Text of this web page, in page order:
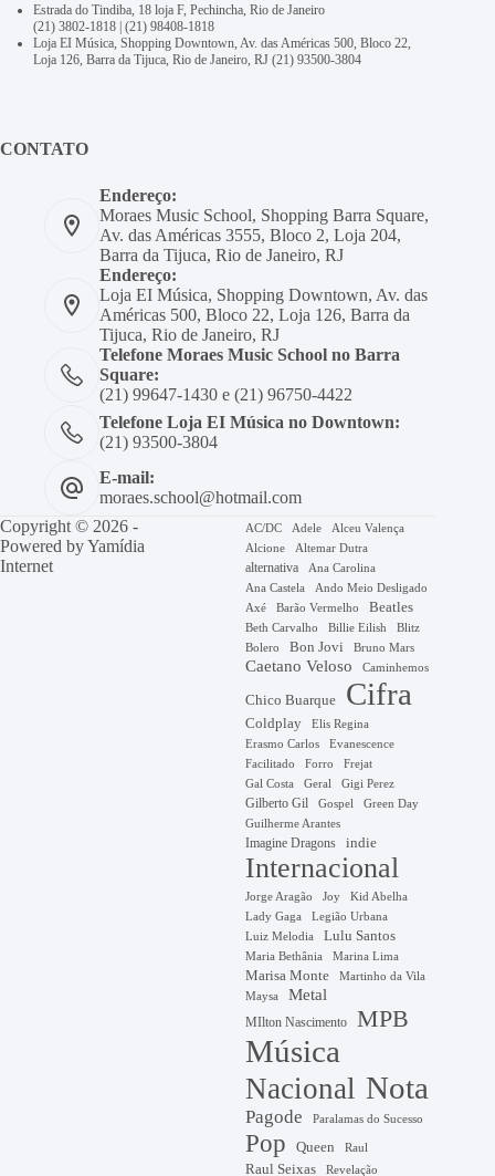
Estrada do Tindiba, 18 loja F, Pechincha, Rio de Janeiro
(21) 3802-1818 | (21) 98408-1818
Loja EI Música, Shopping Downtown, Av. das Américas 500, Bloco 22,
Loja 126, Barra da Tijuca, Rio de Janeiro, RJ (21) 93500-3804
CONTATO
Endereço:
Moraes Music School, Shopping Barra Square,
Av. das Américas 3555, Bloco 2, Loja 204,
Barra da Tijuca, Rio de Janeiro, RJ
Endereço:
Loja EI Música, Shopping Downtown, Av. das
Américas 500, Bloco 22, Loja 126, Barra da
Tijuca, Rio de Janeiro, RJ
Telefone Moraes Music School no Barra
Square:
(21) 99647-1430 e (21) 96750-4422
Telefone Loja EI Música no Downtown:
(21) 93500-3804
E-mail:
moraes.school@hotmail.com
Copyright © 2026 -
Powered byYamídia
Internet
AC/DC Adele
Alceu Valença
Alcione
Altemar Dutra
alternativa
Ana Carolina
Ana Castela
Ando Meio Desligado
Axé Barão Vermelho Beatles
Beth Carvalho Billie Eilish
Blitz
Bolero
Bon Jovi Bruno Mars
Caetano Veloso Caminhemos
Chico Buarque Cifra
Coldplay
Elis Regina
Erasmo Carlos
Evanescence
Facilitado
Forro Frejat
Gal Costa Geral Gigi Perez
Gilberto Gil Gospel Green Day
Guilherme Arantes
Imagine Dragons indie
Internacional
Jorge Aragão Joy Kid Abelha
Lady Gaga
Legião Urbana
Luiz Melodia
Lulu Santos
Maria Bethânia Marina Lima
Marisa Monte
Martinho da Vila
Maysa
Metal
MIlton Nascimento MPB
Música
Nacional Nota
Pagode Paralamas do Sucesso
Pop Queen Raul
Raul Seixas Revelação